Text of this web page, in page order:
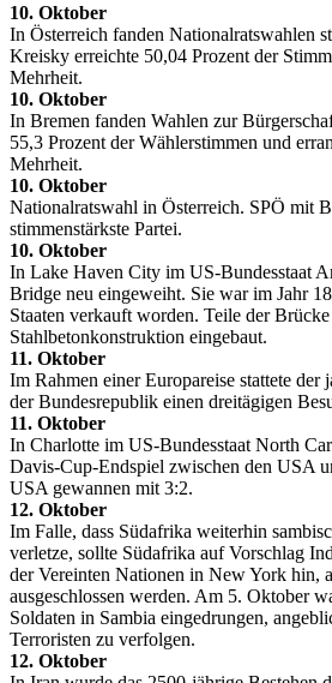
10. Oktober
In Österreich fanden Nationalratswahlen
Kreisky erreichte 50,04 Prozent der
Mehrheit.
10. Oktober
In Bremen fanden Wahlen zur
55,3 Prozent der Wählerstimmen und
Mehrheit.
10. Oktober
Nationalratswahl in Österreich. SPÖ mit
stimmenstärkste Partei.
10. Oktober
In Lake Haven City im US-Bundesstaat
Bridge neu eingeweiht. Sie war im Jahr
Staaten verkauft worden. Teile der
Stahlbetonkonstruktion eingebaut.
11. Oktober
Im Rahmen einer Europareise stattete
der Bundesrepublik einen dreitägigen
11. Oktober
In Charlotte im US-Bundesstaat North
Davis-Cup-Endspiel zwischen den USA
USA gewannen mit 3:2.
12. Oktober
Im Falle, dass Südafrika weiterhin
verletze, sollte Südafrika auf Vorschlag
der Vereinten Nationen in New York hin,
ausgeschlossen werden. Am 5. Oktober
Soldaten in Sambia eingedrungen,
Terroristen zu verfolgen.
12. Oktober